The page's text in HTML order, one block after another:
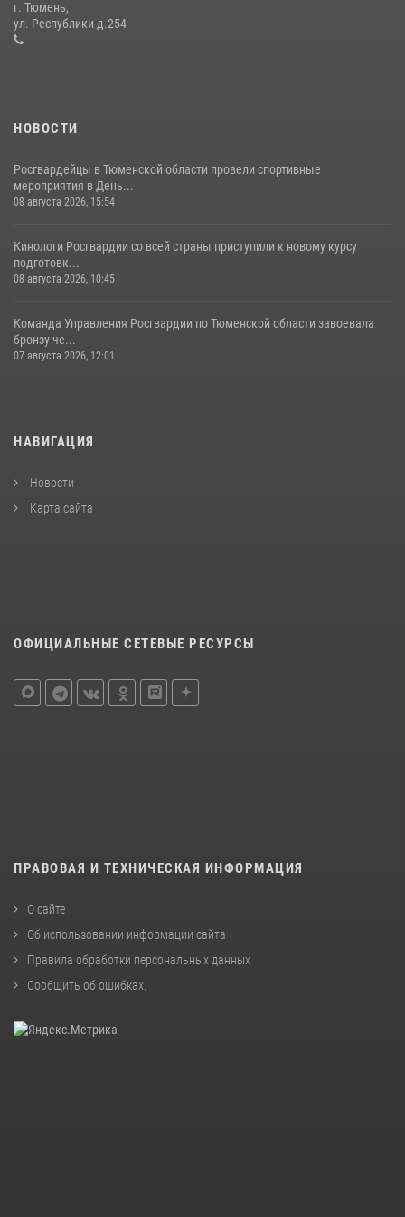
десантирования на Урале
16 июля 2026, 10:42
г. Тюмень,
ул. Республики д.254
НОВОСТИ
Росгвардейцы в Тюменской области провели спортивные
мероприятия в День...
08 августа 2026, 15:54
Кинологи Росгвардии со всей страны приступили к новому курсу
подготовк...
08 августа 2026, 10:45
Команда Управления Росгвардии по Тюменской области завоевала
бронзу че...
07 августа 2026, 12:01
НАВИГАЦИЯ
Новости
Карта сайта
ОФИЦИАЛЬНЫЕ СЕТЕВЫЕ РЕСУРСЫ
ПРАВОВАЯ И ТЕХНИЧЕСКАЯ ИНФОРМАЦИЯ
О сайте
Об использовании информации сайта
Правила обработки персональных данных
Сообщить об ошибках